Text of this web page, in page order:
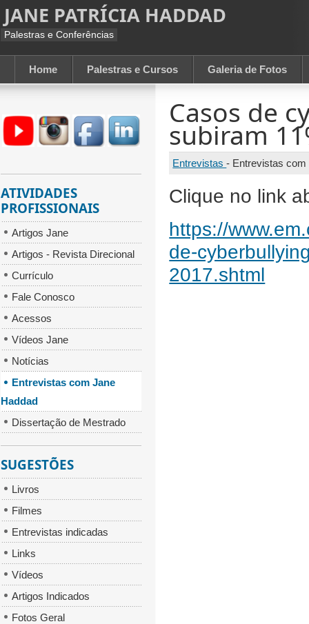
JANE PATRÍCIA HADDAD
Palestras e Conferências
Home Palestras e Cursos Galeria de Fotos
Casos de
subiram
Entrevistas- Entrevistas com
Clique no link
https://
de-
2017.shtml
ATIVIDADES
PROFISSIONAIS
Artigos Jane
Artigos - Revista Direcional
Currículo
Fale Conosco
Acessos
Vídeos Jane
Notícias
Entrevistas com Jane
Haddad
Dissertação de Mestrado
SUGESTÕES
Livros
Filmes
Entrevistas indicadas
Links
Vídeos
Artigos Indicados
Fotos Geral